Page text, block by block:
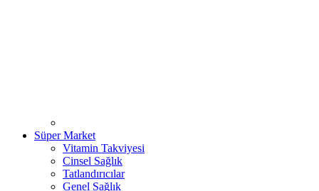
Süper Market
Vitamin Takviyesi
Cinsel Sağlık
Tatlandırıcılar
Genel Sağlık